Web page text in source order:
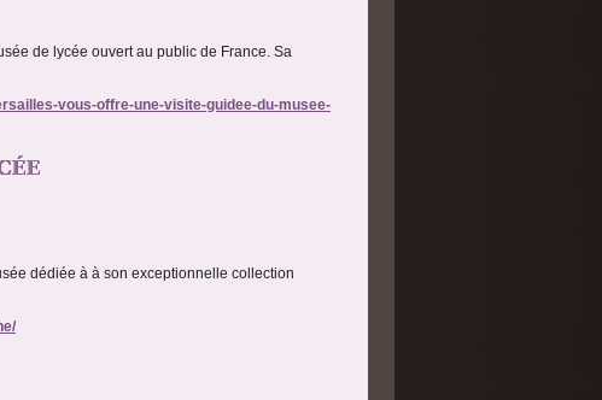
de lycée ouvert au public de France. Sa
vous-offre-une-visite-guidee-du-musee-
dédiée à à son exceptionnelle collection